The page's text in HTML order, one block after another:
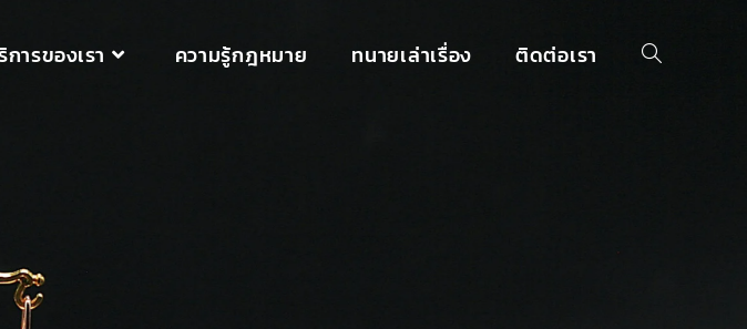
การของเรา ความรู้กฎหมาย ทนายเล่าเรื่อง ติดต่อเรา